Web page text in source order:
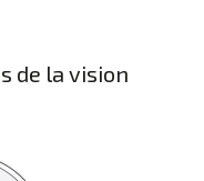
de la vision